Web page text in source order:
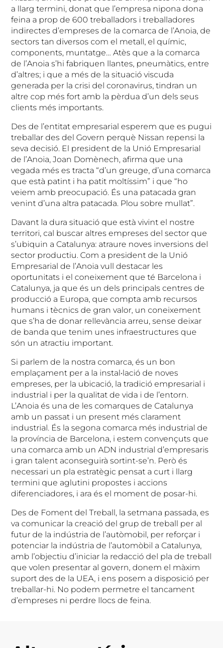
a llarg termini, donat que l’empresa nipona dona
feina a prop de 600 treballadors i treballadores
indirectes d’empreses de la comarca de l’Anoia, de
sectors tan diversos com el metall, el químic,
components, muntatge… Atès que a la comarca
de l’Anoia s’hi fabriquen llantes, pneumàtics, entre
d’altres; i que a més de la situació viscuda
generada per la crisi del coronavirus, tindran un
altre cop més fort amb la pèrdua d’un dels seus
clients més importants.
Des de l’entitat empresarial esperem que es pugui
treballar des del Govern perquè Nissan repensi la
seva decisió. El president de la Unió Empresarial
de l’Anoia, Joan Domènech, afirma que una
vegada més es tracta “d’un greuge, d’una comarca
que està patint i ha patit moltíssim” i que “ho
veiem amb preocupació. És una patacada gran
venint d’una altra patacada. Plou sobre mullat”.
Davant la dura situació que està vivint el nostre
territori, cal buscar altres empreses del sector que
s’ubiquin a Catalunya: atraure noves inversions del
sector productiu. Com a president de la Unió
Empresarial de l’Anoia vull destacar les
oportunitats i el coneixement que té Barcelona i
Catalunya, ja que és un dels principals centres de
producció a Europa, que compta amb recursos
humans i tècnics de gran valor, un coneixement
que s’ha de donar rellevància arreu, sense deixar
de banda que tenim unes infraestructures que
són un atractiu important.
Si parlem de la nostra comarca, és un bon
emplaçament per a la instal•lació de noves
empreses, per la ubicació, la tradició empresarial i
industrial i per la qualitat de vida i de l’entorn.
L’Anoia és una de les comarques de Catalunya
amb un passat i un present més clarament
industrial. És la segona comarca més industrial de
la província de Barcelona, i estem convençuts que
una comarca amb un ADN industrial d’empresaris
i gran talent aconseguirà sortint-se’n. Però és
necessari un pla estratègic pensat a curt i llarg
termini que aglutini propostes i accions
diferenciadores, i ara és el moment de posar-hi.
Des de Foment del Treball, la setmana passada, es
va comunicar la creació del grup de treball per al
futur de la indústria de l’autòmobil, per reforçar i
potenciar la indústria de l’automòbil a Catalunya,
amb l’objectiu d’iniciar la redacció del pla de treball
que volen presentar al govern, donem el màxim
suport des de la UEA, i ens posem a disposició per
treballar-hi. No podem permetre el tancament
d’empreses ni perdre llocs de feina.